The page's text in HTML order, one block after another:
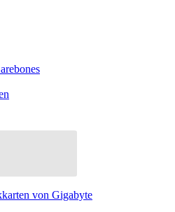
von Gigabyte